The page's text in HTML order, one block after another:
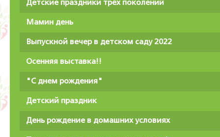
Детские праздники трёх поколений
Мамин день
Выпускной вечер в детском саду 2022
Осенняя выставка!!
"С днем рождения"
Детский праздник
День рождение в домашних условиях